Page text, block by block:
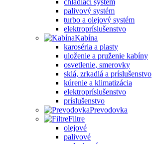
chladiaci systém
palivový systém
turbo a olejový systém
elektropríslušenstvo
Kabína
karoséria a plasty
uloženie a pruženie kabíny
osvetlenie, smerovky
sklá, zrkadlá a príslušenstvo
kúrenie a klimatizácia
elektropríslušenstvo
príslušenstvo
Prevodovka
Filtre
olejové
palivové